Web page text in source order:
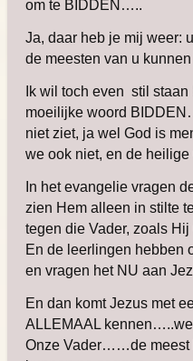
om te BIDDEN…..
Ja, daar heb je mij weer:
de meesten van u
Ik wil toch even stil
moeilijke woord
niet ziet, ja wel God is
we ook niet, en de
In het evangelie vragen
zien Hem alleen in stilte
tegen die Vader, zoals
En de leerlingen hebben
en vragen het NU aan
En dan komt Jezus met
ALLEMAAL
Onze Vader……de meest